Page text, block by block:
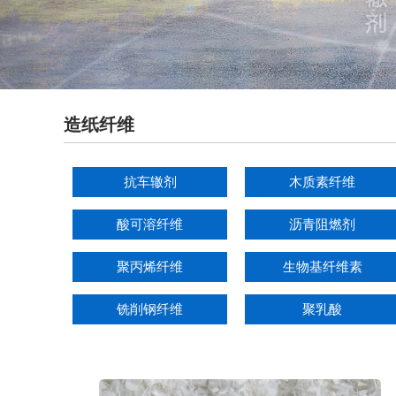
造纸纤维
抗车辙剂 木质素纤维
酸可溶纤维 沥青阻燃剂
聚丙烯纤维 生物基纤维素
铣削钢纤维 聚乳酸